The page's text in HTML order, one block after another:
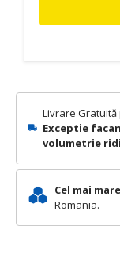
Livrare Gratuită
Exceptie
volumetrie
Cel mai
Romania.